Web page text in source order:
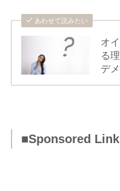
あわせて読みたい
オ
る
デ
■Sponsored